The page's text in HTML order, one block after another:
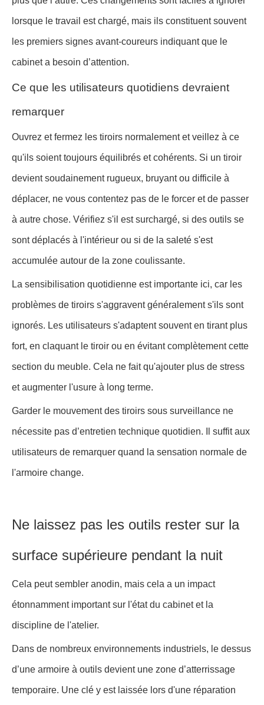
lorsque le travail est chargé, mais ils constituent souvent
les premiers signes avant-coureurs indiquant que le
cabinet a besoin d’attention.
Ce que les utilisateurs quotidiens devraient
remarquer
Ouvrez et fermez les tiroirs normalement et veillez à ce
qu'ils soient toujours équilibrés et cohérents. Si un tiroir
devient soudainement rugueux, bruyant ou difficile à
déplacer, ne vous contentez pas de le forcer et de passer
à autre chose. Vérifiez s'il est surchargé, si des outils se
sont déplacés à l'intérieur ou si de la saleté s'est
accumulée autour de la zone coulissante.
La sensibilisation quotidienne est importante ici, car les
problèmes de tiroirs s'aggravent généralement s'ils sont
ignorés. Les utilisateurs s'adaptent souvent en tirant plus
fort, en claquant le tiroir ou en évitant complètement cette
section du meuble. Cela ne fait qu'ajouter plus de stress
et augmenter l'usure à long terme.
Garder le mouvement des tiroirs sous surveillance ne
nécessite pas d’entretien technique quotidien. Il suffit aux
utilisateurs de remarquer quand la sensation normale de
l'armoire change.
Ne laissez pas les outils rester sur la
surface supérieure pendant la nuit
Cela peut sembler anodin, mais cela a un impact
étonnamment important sur l'état du cabinet et la
discipline de l'atelier.
Dans de nombreux environnements industriels, le dessus
d’une armoire à outils devient une zone d’atterrissage
temporaire. Une clé y est laissée lors d'une réparation